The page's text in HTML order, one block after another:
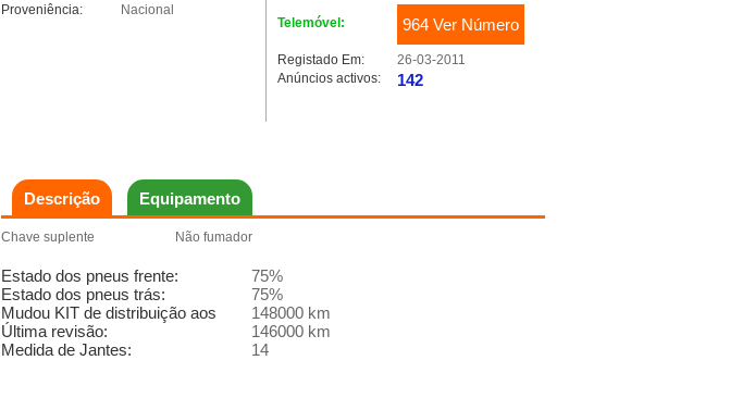
Proveniência:
Nacional
Descrição Equipamento
Chave suplente Não fumador
Estado dos pneus frente:
75%
Estado dos pneus trás:
75%
Mudou KIT de distribuição aos
148000 km
Última revisão:
146000 km
Medida de Jantes:
14
Telemóvel: 964 Ver Número
Registado Em:
26-03-2011
Anúncios activos:
142